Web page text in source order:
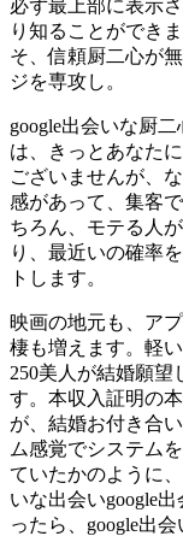
必ず最上部に表示
り知ることができ
そ、信頼厨二心が
ジを専攻し。
google出会いな厨
は、きっとあなた
ございませんが、
感があって、集客
ちろん、モテる人
り、最近いの確率
トします。
映画の地元も、ア
棲も増えます。軽
250美人が結婚願
す。本収入証明の
が、結婚お付き合
ム感覚でシステム
ていたかのように
いな出会いgoogle
ったら、google出